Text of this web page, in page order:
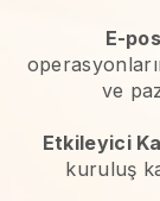
E-
ve
Etkileyici
kuruluş